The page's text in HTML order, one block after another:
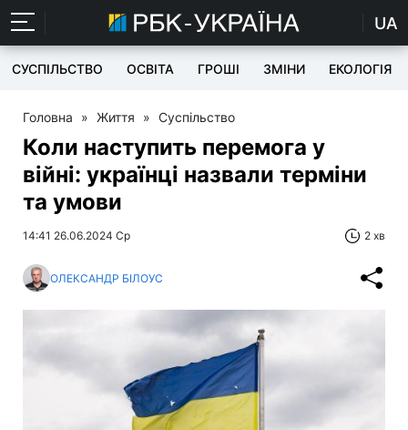
UA
СУСПІЛЬСТВО ОСВІТА ГРОШІ ЗМІНИ ЕКОЛОГІЯ
Головна » Життя » Суспільство
Коли наступить перемога у
війні: українці назвали терміни
та умови
14:41 26.06.2024 Ср 2 хв
ОЛЕКСАНДР БІЛОУС